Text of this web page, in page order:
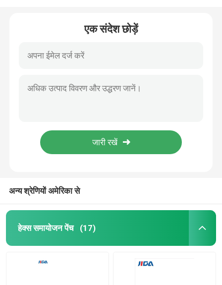
एक संदेश छोड़ें
अन्य श्रेणियों अमेरिका से
हेक्स समायोजन पेंच (17)